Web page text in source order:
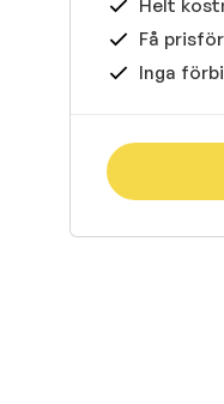
Helt
Få
Inga